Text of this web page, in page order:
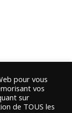
pour vous
vos
sur
de TOUS les